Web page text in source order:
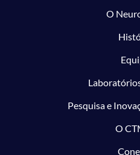
O
Pesquisa e
O